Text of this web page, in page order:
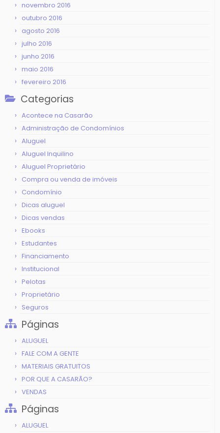
novembro 2016
outubro 2016
agosto 2016
julho 2016
junho 2016
maio 2016
fevereiro 2016
Categorias
Acontece na Casarão
Administração de Condomínios
Aluguel
Aluguel Inquilino
Aluguel Proprietário
Compra ou venda de imóveis
Condomínio
Dicas aluguel
Dicas vendas
Ebooks
Estudantes
Financiamento
Institucional
Pelotas
Proprietário
Seguros
Páginas
ALUGUEL
FALE COM A GENTE
MATERIAIS GRATUITOS
POR QUE A CASARÃO?
VENDAS
Páginas
ALUGUEL